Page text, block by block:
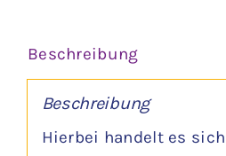
Beschreibung
Beschreibung
Hierbei handelt es